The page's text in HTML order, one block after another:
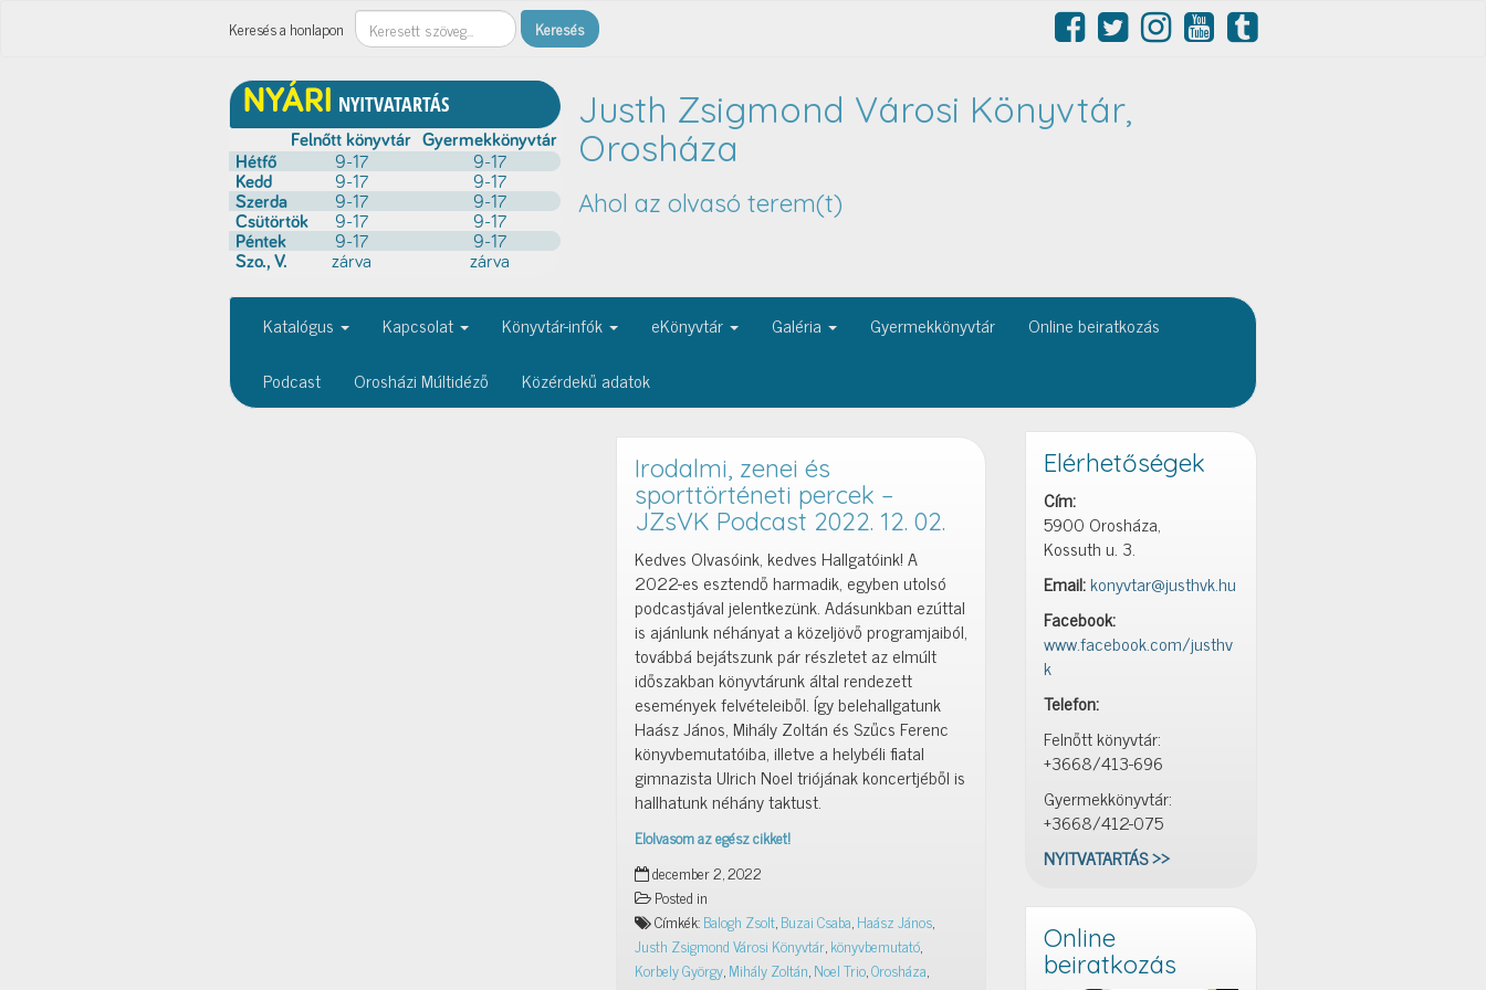
Keresés a honlapon Keresés
Justh Zsigmond Városi Könyvtár,
Orosháza
Ahol az olvasó terem(t)
Katalógus Kapcsolat Könyvtár-infók eKönyvtár Galéria Gyermekkönyvtár
Online beiratkozás
Podcast
Orosházi Múltidéző Közérdekű adatok
Irodalmi, zenei és
sporttörténeti percek –
JZsVK Podcast 2022. 12. 02.
Kedves Olvasóink, kedves Hallgatóink! A
2022-es esztendő harmadik, egyben utolsó
podcastjával jelentkezünk. Adásunkban ezúttal
is ajánlunk néhányat a közeljövő programjaiból,
továbbá bejátszunk pár részletet az elmúlt
időszakban könyvtárunk által rendezett
események felvételeiből. Így belehallgatunk
Haász János, Mihály Zoltán és Szűcs Ferenc
könyvbemutatóiba, illetve a helybéli fiatal
gimnazista Ulrich Noel triójának koncertjéből is
hallhatunk néhány taktust.
Elolvasom az egész cikket!
Irodalmi,
zenei
és
sporttörténeti
percek
–
december 2, 2022
Posted in
Címkék:Balogh Zsolt,Buzai Csaba,Haász János,
Justh Zsigmond Városi Könyvtár,könyvbemutató,
Korbely György,Mihály Zoltán,Noel Trio,Orosháza,
Elérhetőségek
Cím:
5900 Orosháza,
Kossuth u. 3.
Email:konyvtar@justhvk.hu
Facebook:
www.facebook.com/justhv
k
Telefon:
Felnőtt könyvtár:
+3668/413-696
Gyermekkönyvtár:
+3668/412-075
NYITVATARTÁS >>
Online
beiratkozás